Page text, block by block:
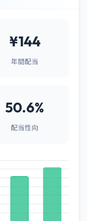
¥144
年間配当
50.6%
配当性向